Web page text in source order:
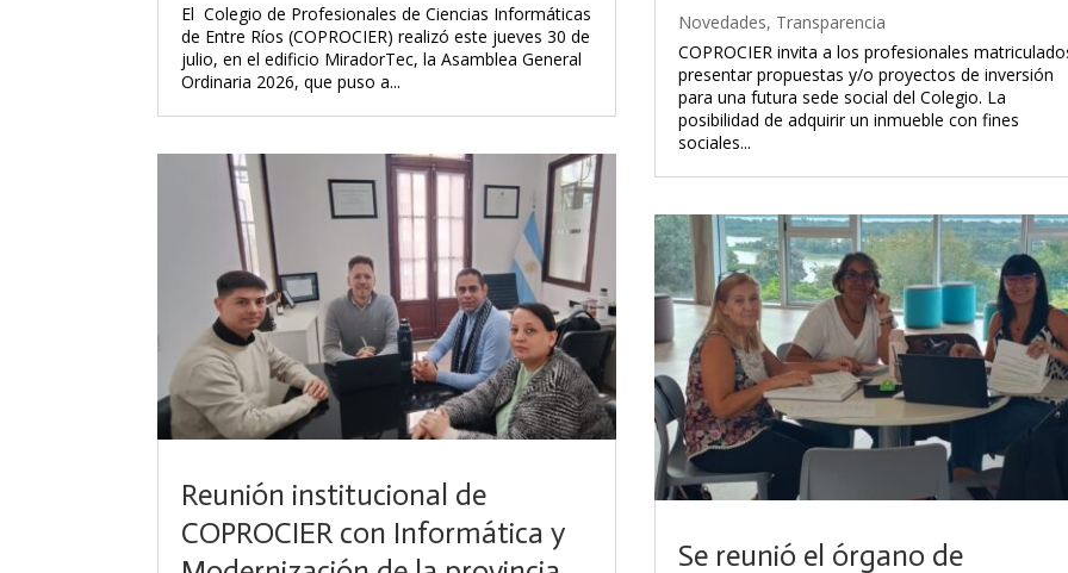
El Colegio de Profesionales de Ciencias Informáticas
de Entre Ríos (COPROCIER) realizó este jueves 30 de
julio, en el edificio MiradorTec, la Asamblea General
Ordinaria 2026, que puso a...
Reunión institucional de
COPROCIER con Informática y
Novedades, Transparencia
COPROCIER invita a los profesionales
presentar propuestas y/o proyectos de inversión
para una futura sede social del Colegio. La
posibilidad de adquirir un inmueble con fines
sociales...
Se reunió el órgano de